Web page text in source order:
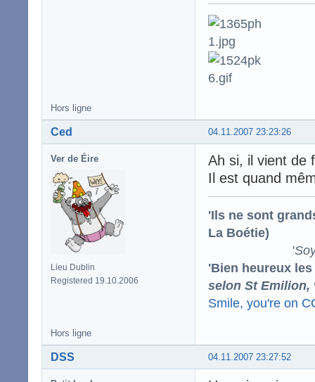
Hors ligne
04.11.2007 23:23:26
Ced
Ver de Éire
Lieu Dublin
Registered 19.10.2006
Ah si, il vient de
Il est quand
'Ils ne sont
La Boétie)
'
'Bien heureux
selon St Emilion,
Smile, you're on
Hors ligne
04.11.2007 23:27:52
DSS